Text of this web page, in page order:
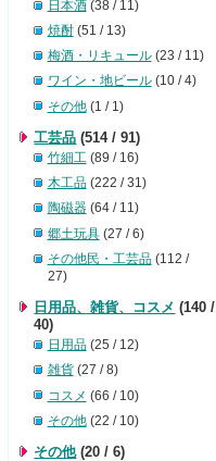
日本酒(38 / 11)
焼酎(51 / 13)
梅酒・リキュール(23 / 11)
ワイン・地ビール(10 / 4)
その他(1 / 1)
工芸品 (514 / 91)
竹細工(89 / 16)
木工品(222 / 31)
陶磁器(64 / 11)
郷土玩具(27 / 6)
その他民・工芸品(112 /
27)
日用品、雑貨、コスメ (140 /
40)
日用品(25 / 12)
雑貨(27 / 8)
コスメ (66 / 10)
その他(22 / 10)
その他(20 / 6)